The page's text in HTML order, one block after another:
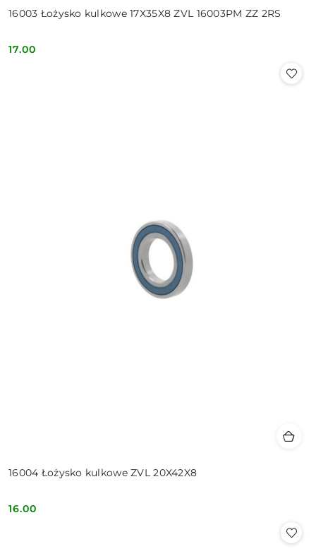
16003 Łożysko kulkowe 17X35X8 ZVL 16003PM ZZ 2RS
Cena:
17.00
16004 Łożysko kulkowe ZVL 20X42X8
Cena:
16.00